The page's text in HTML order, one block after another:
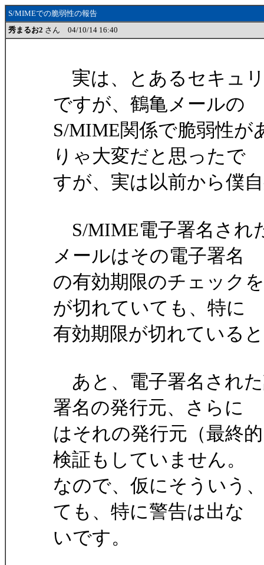
S/MIMEでの脆弱性の報告
秀まるお2 さん 04/10/14 16:40
実は、とあるセキュ
ですが、鶴亀メールの
S/MIME関係で脆弱性
りゃ大変だと思ったで
すが、実は以前から僕
S/MIME電子署名され
メールはその電子署名
の有効期限のチェック
が切れていても、特に
有効期限が切れている
あと、電子署名され
署名の発行元、さらに
はそれの発行元（最終
検証もしていません。
なので、仮にそういう
ても、特に警告は出な
いです。